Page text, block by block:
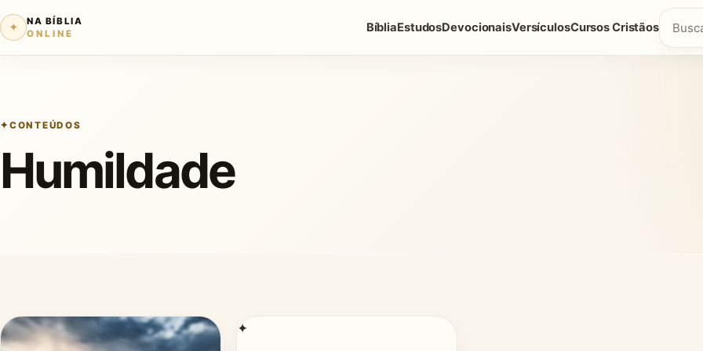
✦
NA BÍBLIA
ONLINE
BíbliaEstudosDevocionaisVersículosCursos Cristãos
CONTEÚDOS
Humildade
✦